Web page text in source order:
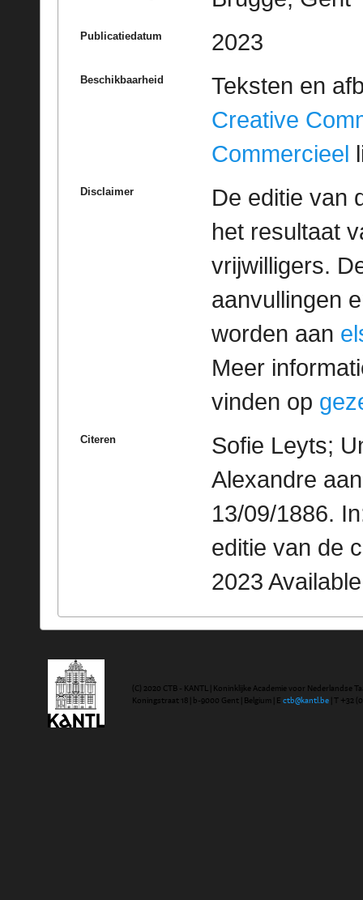
Publicatiedatum 2023
Beschikbaarheid
Teksten en
Creative
Commercieel
Disclaimer
De editie van
het resultaat
vrijwilligers.
aanvullingen
worden aan
Meer
vinden op
Citeren
Sofie Leyts;
Alexandre
13/09/1886.
editie van de
2023
(C) 2020 CTB - KANTL | Koninklijke Academie voor Nederlandse
Koningstraat 18 | b-9000 Gent | Belgium | E ctb@kantl.be | T +32